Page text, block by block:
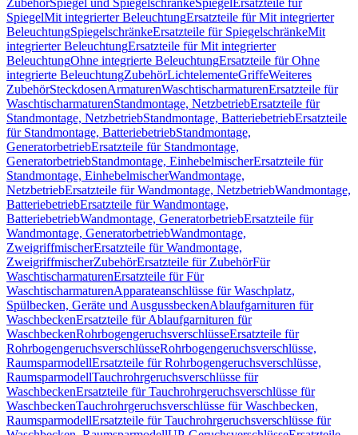
ZubehörSpiegel und SpiegelschränkeSpiegel Ersatzteile für
SpiegelMit integrierter BeleuchtungErsatzteile für Mit integrierter
BeleuchtungSpiegelschränkeErsatzteile für SpiegelschränkeMit
integrierter BeleuchtungErsatzteile für Mit integrierter
BeleuchtungOhne integrierte BeleuchtungErsatzteile für Ohne
integrierte BeleuchtungZubehörLichtelementeGriffeWeiteres
ZubehörSteckdosenArmaturenWaschtischarmaturenErsatzteile für
WaschtischarmaturenStandmontage, NetzbetriebErsatzteile für
Standmontage, NetzbetriebStandmontage, BatteriebetriebErsatzteile
für Standmontage, BatteriebetriebStandmontage,
GeneratorbetriebErsatzteile für Standmontage,
GeneratorbetriebStandmontage, EinhebelmischerErsatzteile für
Standmontage, EinhebelmischerWandmontage,
NetzbetriebErsatzteile für Wandmontage, NetzbetriebWandmontage,
BatteriebetriebErsatzteile für Wandmontage,
BatteriebetriebWandmontage, GeneratorbetriebErsatzteile für
Wandmontage, GeneratorbetriebWandmontage,
ZweigriffmischerErsatzteile für Wandmontage,
ZweigriffmischerZubehörErsatzteile für ZubehörFür
WaschtischarmaturenErsatzteile für Für
WaschtischarmaturenApparateanschlüsse für Waschplatz,
Spülbecken, Geräte und AusgussbeckenAblaufgarnituren für
WaschbeckenErsatzteile für Ablaufgarnituren für
WaschbeckenRohrbogengeruchsverschlüsseErsatzteile für
RohrbogengeruchsverschlüsseRohrbogengeruchsverschlüsse,
RaumsparmodellErsatzteile für Rohrbogengeruchsverschlüsse,
RaumsparmodellTauchrohrgeruchsverschlüsse für
WaschbeckenErsatzteile für Tauchrohrgeruchsverschlüsse für
WaschbeckenTauchrohrgeruchsverschlüsse für Waschbecken,
RaumsparmodellErsatzteile für Tauchrohrgeruchsverschlüsse für